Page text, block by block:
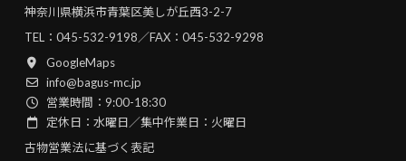
神奈川県横浜市青葉区美しが丘西3-2-7
TEL： 045-532-9198／FAX：045-532-9298
GoogleMaps
info@bagus-mc.jp
営業時間：9:00-18:30
定休日：水曜日／集中作業日：火曜日
古物営業法に基づく表記